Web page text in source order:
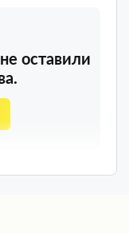
оставили